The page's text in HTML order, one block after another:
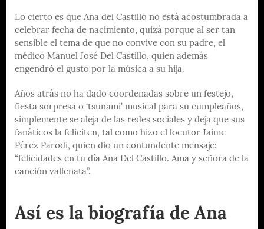
Lo cierto es que Ana del Castillo no está acostumbrada a
celebrar fecha de nacimiento, quizá porque al ser tan
sensible el tema de que no convive con su padre, el
médico Manuel José Del Castillo, quien además
engendró el gusto por la música a su hija.
Años atrás no ha dado coordenadas sobre un festejo,
fiesta sorpresa o ‘tsunami’ musical para su cumpleaños,
simplemente se aleja de las redes sociales y deja que sus
fanáticos la feliciten, tal como hizo el locutor Jaime
Pérez Parodi, quien dio un contundente mensaje:
“felicidades en tu día Ana Del Castillo. Ama y señora de la
canción vallenata”.
Así es la biografía de Ana